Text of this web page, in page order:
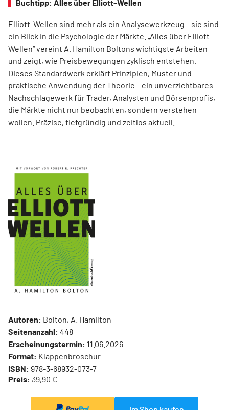
Buchtipp: Alles über Elliott-Wellen
Elliott-Wellen sind mehr als ein Analysewerkzeug – sie sind
ein Blick in die Psychologie der Märkte. „Alles über Elliott-
Wellen“ vereint A. Hamilton Boltons wichtigste Arbeiten
und zeigt, wie Preisbewegungen zyklisch entstehen.
Dieses Standardwerk erklärt Prinzipien, Muster und
praktische Anwendung der Theorie – ein unverzichtbares
Nachschlagewerk für Trader, Analysten und Börsenprofis,
die Märkte nicht nur beobachten, sondern verstehen
wollen. Präzise, tiefgründig und zeitlos aktuell.
Autoren: Bolton, A. Hamilton
Seitenanzahl: 448
Erscheinungstermin: 11.06.2026
Format: Klappenbroschur
ISBN: 978-3-68932-073-7
Preis: 39,90 €